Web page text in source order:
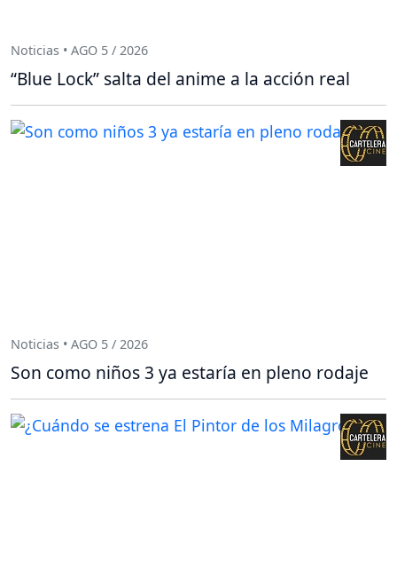
Noticias • AGO 5 / 2026
“Blue Lock” salta del anime a la acción real
Noticias • AGO 5 / 2026
Son como niños 3 ya estaría en pleno rodaje